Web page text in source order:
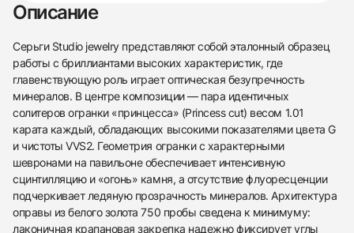
Описание
Серьги Studio jewelry представляют собой эталонный образец
работы с бриллиантами высоких характеристик, где
главенствующую роль играет оптическая безупречность
минералов. В центре композиции — пара идентичных
солитеров огранки «принцесса» (Princess cut) весом 1.01
карата каждый, обладающих высокими показателями цвета G
и чистоты VVS2. Геометрия огранки с характерными
шевронами на павильоне обеспечивает интенсивную
сцинтилляцию и «огонь» камня, а отсутствие флуоресценции
подчеркивает ледяную прозрачность минералов. Архитектура
оправы из белого золота 750 пробы сведена к минимуму:
лаконичная крапановая закрепка надежно фиксирует углы